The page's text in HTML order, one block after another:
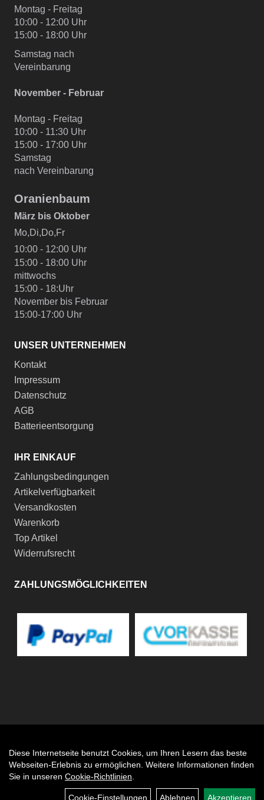
Montag - Freitag
10:00 - 12:00 Uhr
15:00 - 18:00 Uhr
Samstag nach
Vereinbarung
November - Februar
Montag - Freitag
10:00 - 11:30 Uhr
15:00 - 17:00 Uhr
Samstag
nach Vereinbarung
Oranienbaum
März bis Oktober
Mo,Di,Do,Fr
10:00 - 12:00 Uhr
15:00 - 18:00 Uhr
mittwochs
15:00 - 18:Uhr
November bis Februar
15:00-17:00 Uhr
UNSER UNTERNEHMEN
Kontakt
Impressum
Datenschutz
AGB
Batterieentsorgung
IHR EINKAUF
Zahlungsbedingungen
Artikelverfügbarkeit
Versandkosten
Warenkorb
Top Artikel
Widerrufsrecht
ZAHLUNGSMÖGLICHKEITEN
Diese Internetseite benutzt Cookies, um Ihren Lesern das beste
Webseiten-Erlebnis zu ermöglichen. Weitere Informationen finden
Sie in unseren Cookie-Richtlinien
Cookie-Einstellungen Ablehnen Akzeptieren
Auftrag widerrufen